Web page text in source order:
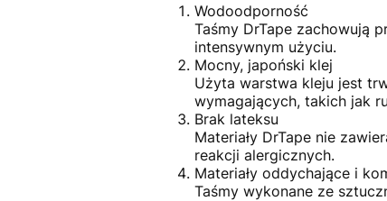
Wodoodporność
Taśmy DrTape zachowują
intensywnym użyciu.
Mocny, japoński klej
Użyta warstwa kleju jest
wymagających, takich jak
Brak lateksu
Materiały DrTape nie
reakcji alergicznych.
Materiały oddychające i
Taśmy wykonane ze